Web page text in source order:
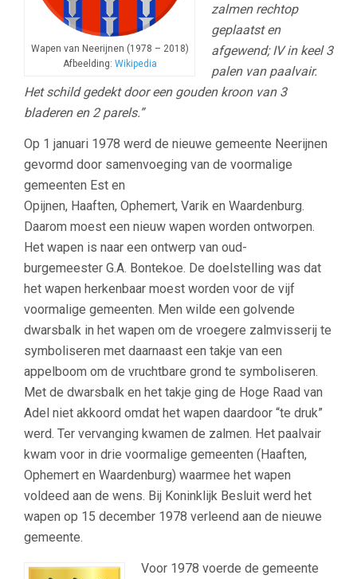
Wapen van Neerijnen (1978 – 2018)
Afbeelding: Wikipedia
zalmen rechtop
geplaatst en
afgewend; IV in keel 3
palen van paalvair.
Het schild gedekt door een gouden kroon van 3
bladeren en 2 parels.”
Op 1 januari 1978 werd de nieuwe gemeente Neerijnen
gevormd door samenvoeging van de voormalige
gemeenten Est en
Opijnen, Haaften, Ophemert, Varik en Waardenburg.
Daarom moest een nieuw wapen worden ontworpen.
Het wapen is naar een ontwerp van oud-
burgemeester G.A. Bontekoe. De doelstelling was dat
het wapen herkenbaar moest worden voor de vijf
voormalige gemeenten. Men wilde een golvende
dwarsbalk in het wapen om de vroegere zalmvisserij te
symboliseren met daarnaast een takje van een
appelboom om de vruchtbare grond te symboliseren.
Met de dwarsbalk en het takje ging de Hoge Raad van
Adel niet akkoord omdat het wapen daardoor “te druk”
werd. Ter vervanging kwamen de zalmen. Het paalvair
kwam voor in drie voormalige gemeenten (Haaften,
Ophemert en Waardenburg) waarmee het wapen
voldeed aan de wens. Bij Koninklijk Besluit werd het
wapen op 15 december 1978 verleend aan de nieuwe
gemeente.
Voor 1978 voerde de gemeente